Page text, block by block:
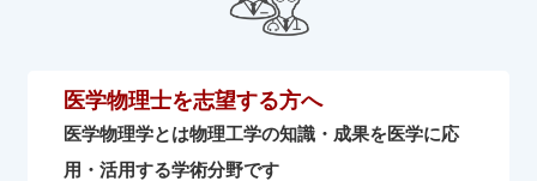
医学物理士を志望する方へ
医学物理学とは物理工学の知識・成果を医学に応
用・活用する学術分野です